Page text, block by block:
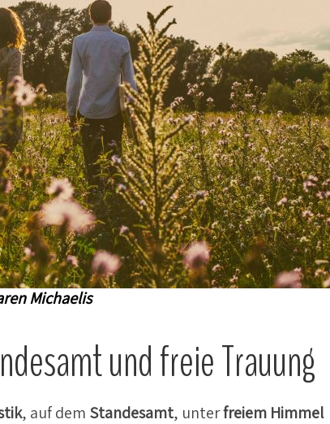
Michaelis
und freie Trauung
, auf dem Standesamt, unterfreiem Himmel